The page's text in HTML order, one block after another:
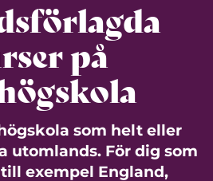
på
som helt eller
utomlands. För dig som
exempel England,